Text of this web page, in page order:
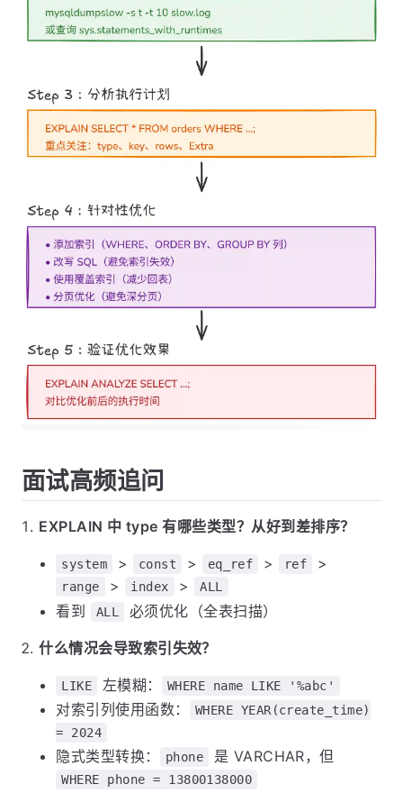
面试高频追问
EXPLAIN 中 type 有哪些类型？从好到差排序？
system > const > eq_ref > ref >
range > index > ALL
看到 ALL 必须优化（全表扫描）
什么情况会导致索引失效？
LIKE 左模糊： WHERE name LIKE '%abc'
对索引列使用函数：
WHERE YEAR(create_time)
= 2024
隐式类型转换： phone 是 VARCHAR，但
WHERE phone = 13800138000